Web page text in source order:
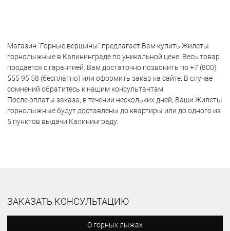
Магазин "Горные вершины" предлагает Вам купить Жилеты
горнолыжные в Калининграде по уникальной цене. Весь товар
продается с гарантией. Вам достаточно позвонить по +7 (800)
555 95 58 (бесплатно) или оформить заказ на сайте. В случае
сомнений обратитесь к нашим консультантам.
После оплаты заказа, в течении нескольких дней, Ваши Жилеты
горнолыжные будут доставлены до квартиры или до одного из
5 пунктов выдачи Калининграду.
ЗАКАЗАТЬ КОНСУЛЬТАЦИЮ
О горных лыжах